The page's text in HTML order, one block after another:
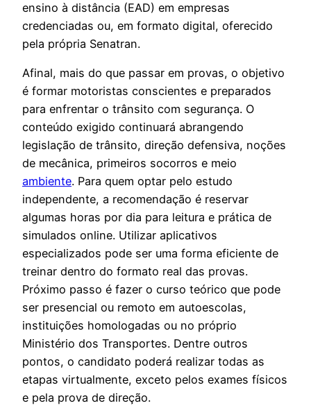
ensino à distância (EAD) em empresas
credenciadas ou, em formato digital, oferecido
pela própria Senatran.
Afinal, mais do que passar em provas, o objetivo
é formar motoristas conscientes e preparados
para enfrentar o trânsito com segurança. O
conteúdo exigido continuará abrangendo
legislação de trânsito, direção defensiva, noções
de mecânica, primeiros socorros e meio
ambiente. Para quem optar pelo estudo
independente, a recomendação é reservar
algumas horas por dia para leitura e prática de
simulados online. Utilizar aplicativos
especializados pode ser uma forma eficiente de
treinar dentro do formato real das provas.
Próximo passo é fazer o curso teórico que pode
ser presencial ou remoto em autoescolas,
instituições homologadas ou no próprio
Ministério dos Transportes. Dentre outros
pontos, o candidato poderá realizar todas as
etapas virtualmente, exceto pelos exames físicos
e pela prova de direção.